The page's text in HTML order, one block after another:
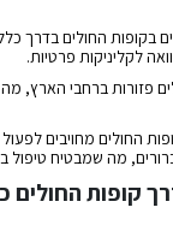
בקופות החולים בדרך
לקליניקות פרטיות.
פזורות ברחבי הארץ,
החולים מחויבים
מה שמבטיח טיפול
קופות החולים